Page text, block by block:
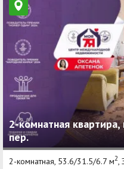
2-комнатная
пер.
2-комнатная, 53.6/31.5/6.7 м2,